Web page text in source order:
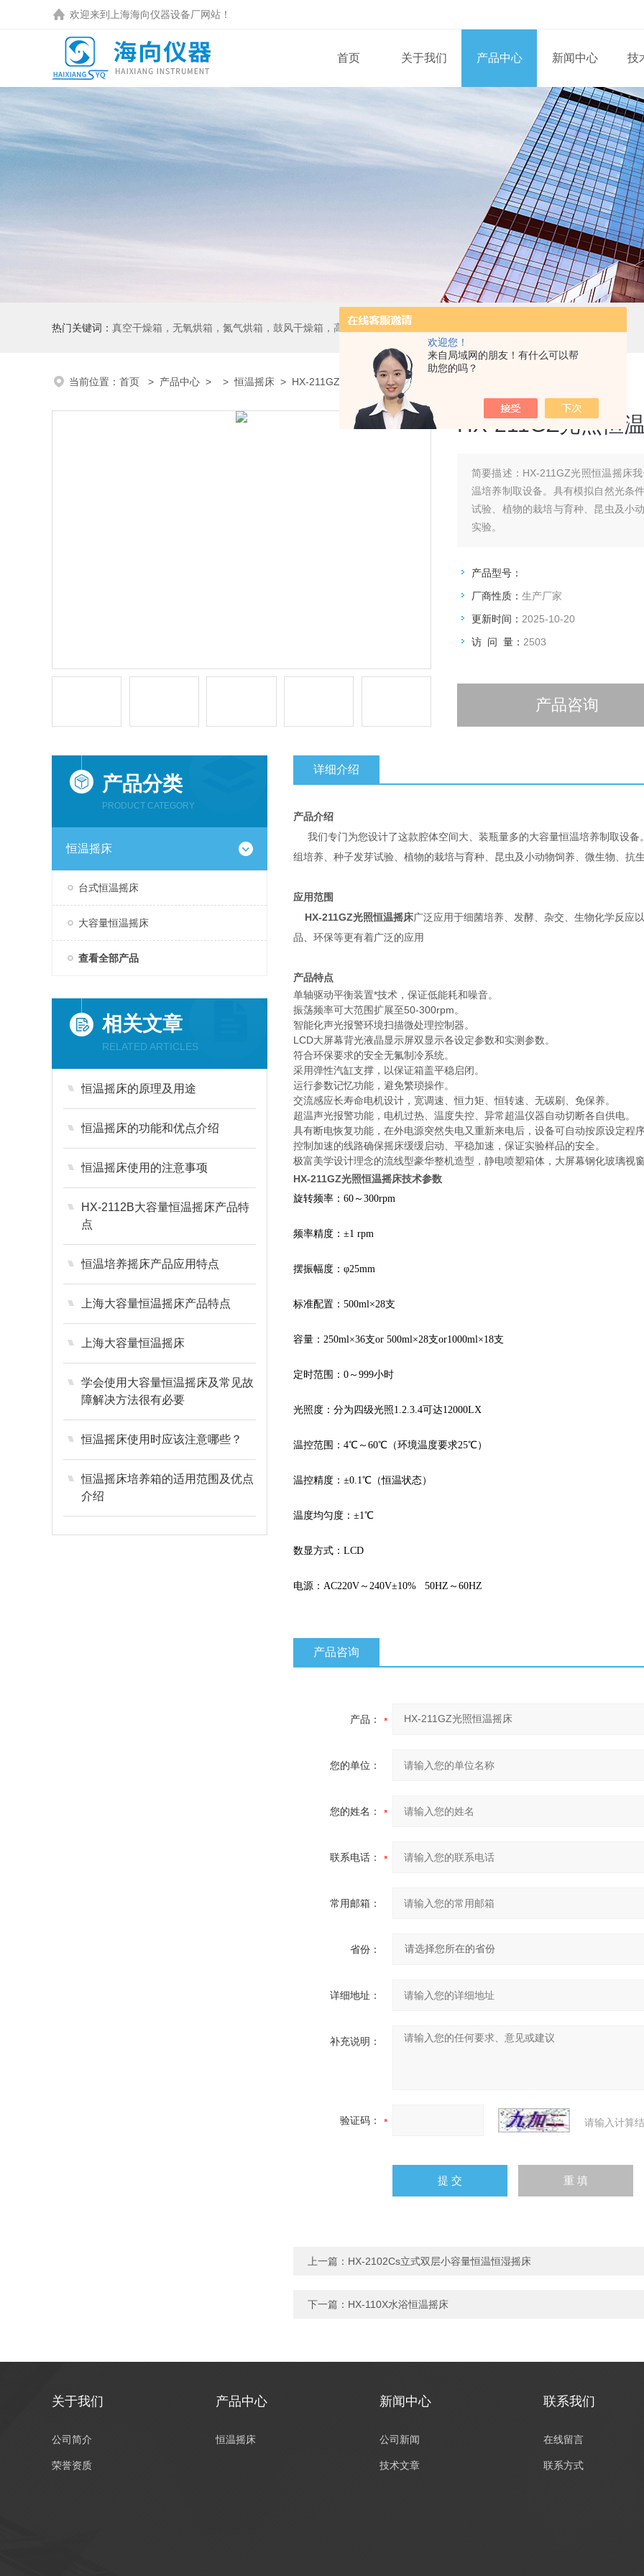
欢迎您！
来自局域网的朋友！有什么可以帮
助您的吗？
欢迎来到 上海海向仪器设备厂网站！
首页 关于我们 产品中心 新闻中心 技
热门关键词： 真空干燥箱，无氧烘箱，氮气烘箱，鼓风干燥箱，高温烘箱，二氧化碳培养箱、生化培养箱、三气培养箱、恒温恒湿箱、高低温试验箱
当前位置： 首页 > 产品中心 > >恒温摇床 > HX-211GZ光照恒温摇床
HX-211GZ光照恒
简要描述： HX-211GZ光照恒温摇床
温培养制取设备。具有模拟自然光条
试验、植物的栽培与育种、昆虫及小
实验。
产品型号：
厂商性质： 生产厂家
更新时间： 2025-10-20
访 问 量： 2503
产品咨询
产品分类
PRODUCT CATEGORY
恒温摇床
台式恒温摇床
大容量恒温摇床
查看全部产品
相关文章
RELATED ARTICLES
恒温摇床的原理及用途
恒温摇床的功能和优点介绍
恒温摇床使用的注意事项
HX-2112B大容量恒温摇床产品特
点
恒温培养摇床产品应用特点
上海大容量恒温摇床产品特点
上海大容量恒温摇床
学会使用大容量恒温摇床及常见故
障解决方法很有必要
恒温摇床使用时应该注意哪些？
恒温摇床培养箱的适用范围及优点
介绍
详细介绍
产品介绍
我们专门为您设计了这款腔体空间大、装瓶量多的大容量恒温培养制取设
组培养、种子发芽试验、植物的栽培与育种、昆虫及小动物饲养、微生物、抗
应用范围
HX-211GZ光照恒温摇床广泛应用于细菌培养、发酵、杂交、生物化学反应
品、环保等更有着广泛的应用
产品特点
单轴驱动平衡装置*技术，保证低能耗和噪音。
振荡频率可大范围扩展至50-300rpm。
智能化声光报警环境扫描微处理控制器。
LCD大屏幕背光液晶显示屏双显示各设定参数和实测参数。
符合环保要求的安全无氟制冷系统。
采用弹性汽缸支撑，以保证箱盖平稳启闭。
运行参数记忆功能，避免繁琐操作。
交流感应长寿命电机设计，宽调速、恒力矩、恒转速、无碳刷、免保养。
超温声光报警功能，电机过热、温度失控、异常超温仪器自动切断各自供电。
具有断电恢复功能，在外电源突然失电又重新来电后，设备可自动按原设定程序
控制加速的线路确保摇床缓缓启动、平稳加速，保证实验样品的安全。
极富美学设计理念的流线型豪华整机造型，静电喷塑箱体，大屏幕钢化玻璃视窗
HX-211GZ光照恒温摇床技术参数
旋转频率：60～300rpm
频率精度： ±1 rpm
摆振幅度： φ25mm
标准配置： 500ml×28支
容量： 250ml×36支or 500ml×28支or1000ml×18支
定时范围： 0 ～999小时
光照度： 分为四级光照1.2.3.4可达12000LX
温控范围： 4℃ ～60℃（环境温度要求25℃）
温控精度： ±0.1℃ （恒温状态）
温度均匀度： ±1℃
数显方式： LCD
电源： AC220V ～240V±10% 50HZ～60HZ
产品咨询
产品：
您的单位：
您的姓名：
联系电话：
常用邮箱：
省份：
详细地址：
补充说明：
验证码： 请输入计算
上一篇： HX-2102Cs立式双层小容量恒温恒湿摇床
下一篇： HX-110X水浴恒温摇床
关于我们
公司简介
荣誉资质
产品中心
恒温摇床
新闻中心
公司新闻
技术文章
联系我们
在线留言
联系方式